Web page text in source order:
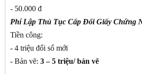
- 50.000 đ
Phí Lập Thủ Tục Cấp Đổi Giấy Chứng
Tiền công:
- 4 triệu đổi sổ mới
- Bản vẽ: 3 – 5 triệu/ bản vẽ